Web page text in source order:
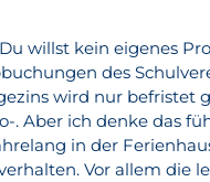
willst kein eigenes
des
wird nur befristet
. Aber ich denke das
in der
Vor allem die